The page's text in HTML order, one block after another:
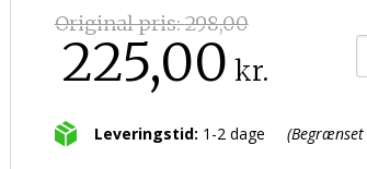
Original pris:298,00
225,00 kr.
Leveringstid: 1-2 dage